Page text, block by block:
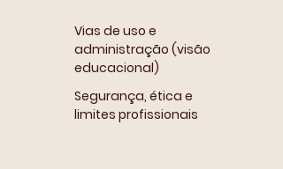
Vias de uso e
administração (visão
educacional)
Segurança, ética e
limites profissionais